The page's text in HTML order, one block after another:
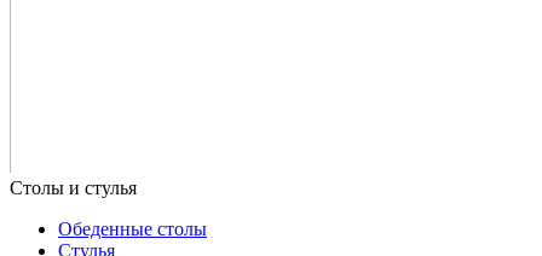
Обеденные столы
Стулья